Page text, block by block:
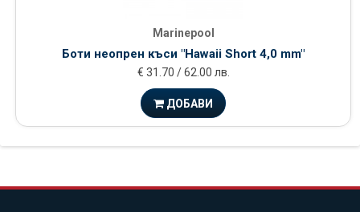
Marinepool
Боти неопрен къси "Hawaii Short 4,0 mm"
€ 31.70 / 62.00 лв.
ДОБАВИ